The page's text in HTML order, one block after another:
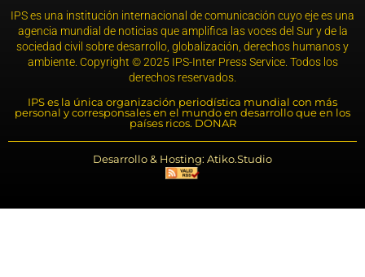
IPS es una institución internacional de comunicación cuyo eje es una
agencia mundial de noticias que amplifica las voces del Sur y de la
sociedad civil sobre desarrollo, globalización, derechos humanos y
ambiente. Copyright © 2025 IPS-Inter Press Service. Todos los
derechos reservados.
IPS es la única organización periodística mundial con más
personal y corresponsales en el mundo en desarrollo que en los
países ricos. DONAR
Desarrollo & Hosting: Atiko.Studio